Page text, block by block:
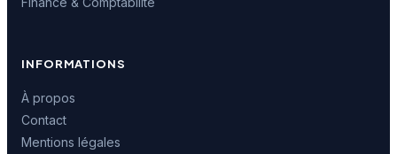
INFORMATIONS
À propos
Contact
Mentions légales